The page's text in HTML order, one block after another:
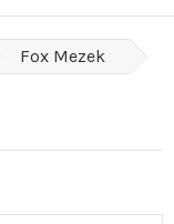
Fox Mezek